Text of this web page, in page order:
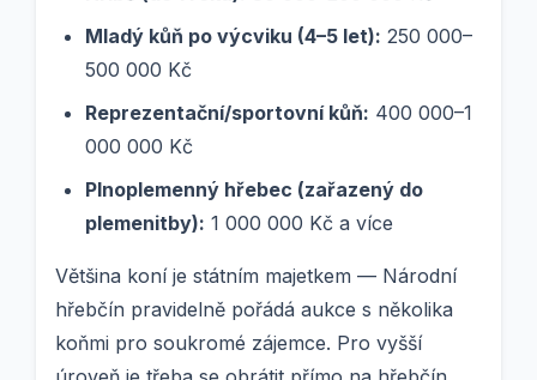
Mladý kůň po výcviku (4–5 let): 250 000–
500 000 Kč
Reprezentační/sportovní kůň: 400 000–1
000 000 Kč
Plnoplemenný hřebec (zařazený do
plemenitby): 1 000 000 Kč a více
Většina koní je státním majetkem — Národní
hřebčín pravidelně pořádá aukce s několika
koňmi pro soukromé zájemce. Pro vyšší